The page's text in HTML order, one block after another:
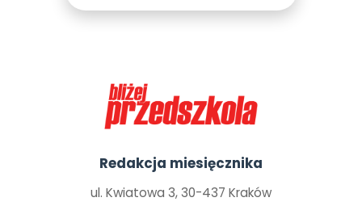
Redakcja miesięcznika
ul. Kwiatowa 3, 30-437 Kraków